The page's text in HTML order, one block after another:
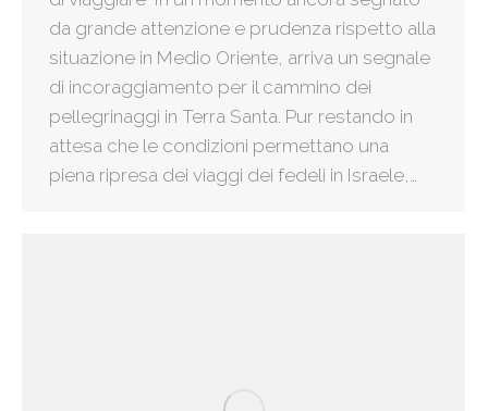
da grande attenzione e prudenza rispetto alla
situazione in Medio Oriente, arriva un segnale
di incoraggiamento per il cammino dei
pellegrinaggi in Terra Santa. Pur restando in
attesa che le condizioni permettano una
piena ripresa dei viaggi dei fedeli in Israele,…